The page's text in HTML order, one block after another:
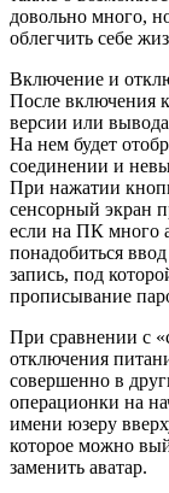
довольно много,
облегчить себе
Включение и
После включения
версии или
На нем будет
соединении и
При нажатии
сенсорный экран
если на ПК много
понадобиться
запись, под
прописывание
При сравнении с
отключения
совершенно в
операционки на
имени юзеру
которое можно
заменить аватар.